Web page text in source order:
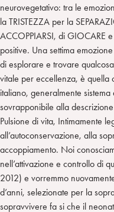
neurovegetativo: tra le
la TRISTEZZA per la
ACCOPPIARSI, di GIOCARE
positive. Una settima
di esplorare e trovare
vitale per eccellenza, è quella
italiano, generalmente
sovrapponibile alla
Pulsione di vita, Intimamente
all’autoconservazione, alla
accoppiamento. Noi
nell’attivazione e controllo di
2012) e vorremmo
d’anni, selezionate per la
sopravvivere fa si che il